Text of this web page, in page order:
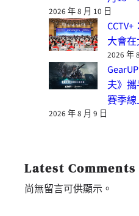
2026 年 8 月 10 日
大會
2026 年
夫》
賽季
2026 年 8 月 9 日
Latest Comments
尚無留言可供顯示。